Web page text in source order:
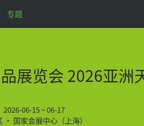
专题
展览会 2026亚洲
2026-06-15 ~ 06-17
• 国家会展中心（上海）